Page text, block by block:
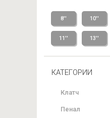
8'' 10''
11'' 13''
КАТЕГОРИИ
Клатч
Пенал